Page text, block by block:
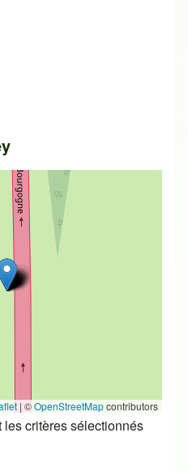
| ©OpenStreetMapcontributors
critères sélectionnés